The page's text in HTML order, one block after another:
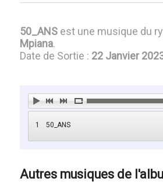
50_ANSest une musique du
Mpiana.
Date de Sortie : 22 Janvier
1 50_ANS
Autres musiques de